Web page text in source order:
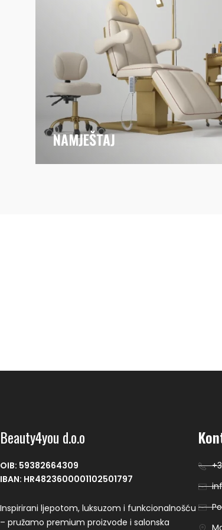
NAMJEŠTAJ
Beauty4you d.o.o
OIB: 59382664309
IBAN: HR4823600001102501797
Inspirirani ljepotom, luksuzom i funkcionalnošću
– pružamo premium proizvode i salonska